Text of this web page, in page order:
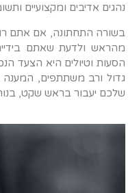
נהגים אדיבים ומקצועיים
בשורה התחתונה, אם אתם
מהראש ולדעת שאתם
הסעות וטיולים היא הצעד
גדול ורב משתתפים,
שלכם יעבור בראש שקט,